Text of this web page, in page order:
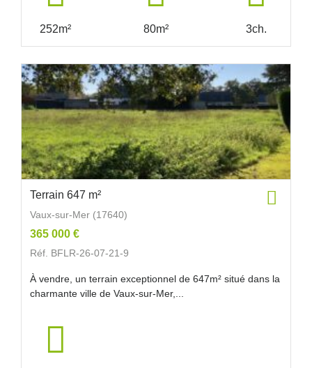
252m² 80m² 3ch.
Terrain 647 m²
Vaux-sur-Mer (17640)
365 000 €
Réf. BFLR-26-07-21-9
À vendre, un terrain exceptionnel de 647m² situé dans la
charmante ville de Vaux-sur-Mer,...